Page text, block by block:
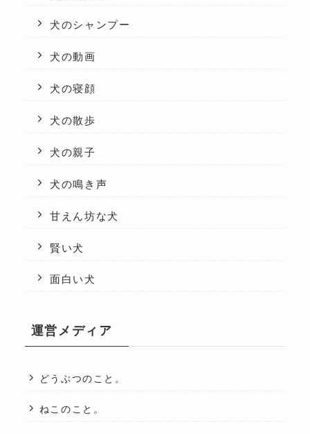
犬のシャンプー
犬の動画
犬の寝顔
犬の散歩
犬の親子
犬の鳴き声
甘えん坊な犬
賢い犬
面白い犬
運営メディア
どうぶつのこと。
ねこのこと。